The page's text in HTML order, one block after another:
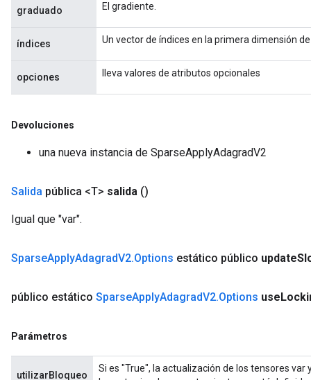
graduado El gradiente.
índices Un vector de índices en la primera dimensión
opciones lleva valores de atributos opcionales
Devoluciones
una nueva instancia de SparseApplyAdagradV2
Salida pública <T> salida ()
Igual que "var".
SparseApplyAdagradV2.Options estático público update
público estático SparseApplyAdagradV2.Options use
Parámetros
utilizarBloqueo
Si es "True", la actualización de los tensores